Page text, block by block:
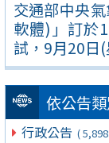
交通部中央
軟體)」訂於
試，9月20日
依公告
行政公告 (